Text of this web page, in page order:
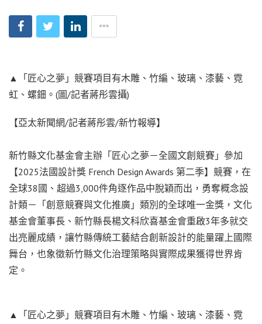
▲「匠心之夢」競賽項目有木雕、竹編、玻璃、漆藝、霓
虹、螺鈿。(圖/記者蔣彤雲攝)
【亞太新聞網/記者蔣彤雲/新竹報導】
新竹縣文化基金會主辦「匠心之夢－全國文創競賽」參加
【2025法國設計獎 French Design Awards 第二季】競賽，在
全球38國、超過3,000件角逐作品中脫穎而出，勇奪概念設
計類－「創意競賽與文化推廣」類別的全球唯一金獎，文化
基金會董事長、新竹縣長楊文科欣喜基金會重啟3年多就交
出亮麗成績，讓竹縣傳統工藝結合創新設計的能量躍上國際
舞台，也象徵新竹縣文化治理策略與實際成果獲得世界肯
定。
▲「匠心之夢」競賽項目有木雕、竹編、玻璃、漆藝、霓